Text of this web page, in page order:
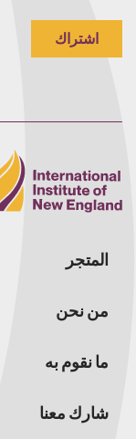
اشتراك
المتجر
من نحن
ما نقوم به
شارك معنا